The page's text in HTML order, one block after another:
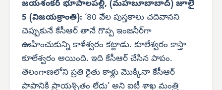
జయశంకర్ భూపాలపల్లి, (మహబూబాబాద్) జూలై
5 (విజయక్రాంతి): ‘80 వేల పుస్తకాలు చదివానని
చెప్పుకునే కేసీఆర్ తానే గొప్ప ఇంజనీర్‌గా
ఊహించుకున్ని కాళేశ్వరం కట్టాడు. కూలేశ్వరం కాస్తా
కూలేశ్వరం అయింది. ఇది కేసీఆర్ చేసిన పాపం.
తెలంగాణలోని ప్రతి రైతు కాళ్లు మొక్కినా కేసీఆర్
పాపానికి ప్రాయశ్చితం లేదు’ అని ఐటీ శాఖ మంత్రి